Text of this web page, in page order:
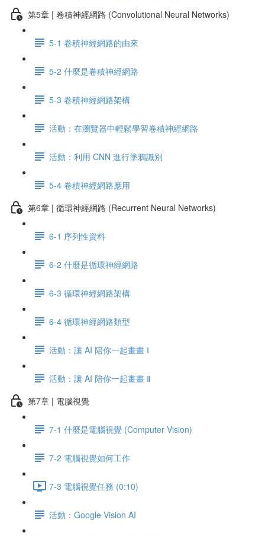
第5章 | 卷積神經網路 (Convolutional Neural Networks)
5-1 卷積神經網路的由來
5-2 什麼是卷積神經網路
5-3 卷積神經網路架構
活動：在瀏覽器中輕鬆學習卷積神經網路
活動：利用 CNN 進行塗鴉識別
5-4 卷積神經網路應用
第6章 | 循環神經網路 (Recurrent Neural Networks)
6-1 序列性資料
6-2 什麼是循環神經網路
6-3 循環神經網路架構
6-4 循環神經網路類型
活動：讓 AI 陪你一起畫畫 Ⅰ
活動：讓 AI 陪你一起畫畫 Ⅱ
第7章 | 電腦視覺
7-1 什麼是電腦視覺 (Computer Vision)
7-2 電腦視覺如何工作
7-3 電腦視覺任務 (0:10)
活動：Google Vision AI